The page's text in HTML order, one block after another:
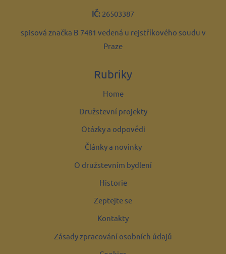
IČ: 26503387
spisová značka B 7481 vedená u rejstříkového soudu v
Praze
Rubriky
Home
Družstevní projekty
Otázky a odpovědi
Články a novinky
O družstevním bydlení
Historie
Zeptejte se
Kontakty
Zásady zpracování osobních údajů